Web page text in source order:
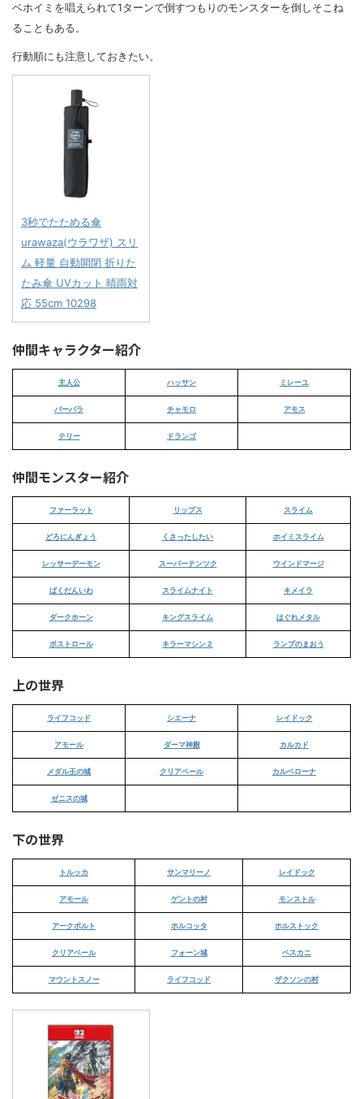
ベホイミを唱えられて1ターンで倒すつもりのモンスターを倒しそこね
ることもある。
行動順にも注意しておきたい。
3秒でたためる傘
urawaza(ウラワザ) スリ
ム 軽量 自動開閉 折りた
たみ傘 UVカット 晴雨対
応 55cm 10298
仲間キャラクター紹介
主人公 ハッサン ミレーユ
バーバラ チャモロ アモス
テリー ドランゴ
仲間モンスター紹介
ファーラット リップス スライム
どろにんぎょう くさったしたい ホイミスライム
レッサーデーモン スーパーテンツク ウインドマージ
ばくだんいわ スライムナイト キメイラ
ダークホーン キングスライム はぐれメタル
ボストロール キラーマシン２ ランプのまおう
上の世界
ライフコッド シエーナ レイドック
アモール ダーマ神殿 カルカド
メダル王の城 クリアベール カルベローナ
ゼニスの城
下の世界
トルッカ サンマリーノ レイドック
アモール ゲントの村 モンストル
アークボルト ホルコッタ ホルストック
クリアベール フォーン城 ペスカニ
マウントスノー ライフコッド ザクソンの村